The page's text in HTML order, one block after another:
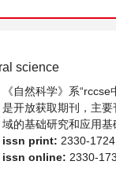
science
《自然科学》系“rccse
是开放获取期刊，主
域的基础研究和应用基
有创造性和重要意义的
刊支持思想创新、学术
issn print: 2330-1724
issn online: 2330-